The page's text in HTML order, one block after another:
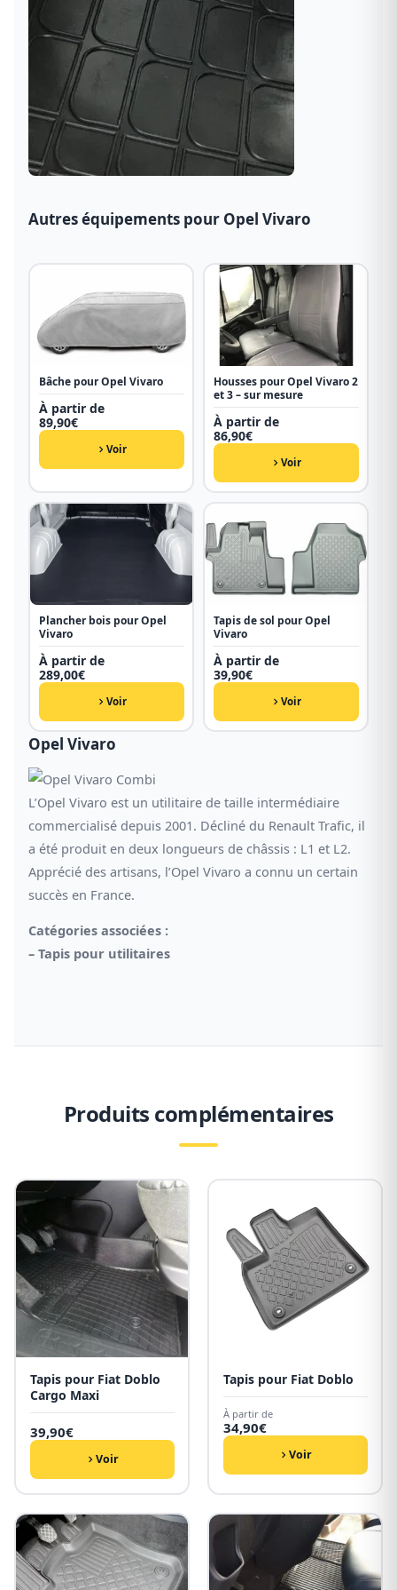
Autres équipements pour Opel Vivaro
Bâche pour Opel Vivaro
À partir de
89,90€
Voir
Housses pour Opel Vivaro 2
et 3 – sur mesure
À partir de
86,90€
Voir
Plancher bois pour Opel
Vivaro
À partir de
289,00€
Voir
Tapis de sol pour Opel
Vivaro
À partir de
39,90€
Voir
Opel Vivaro
L’Opel Vivaro est un utilitaire de taille intermédiaire
commercialisé depuis 2001. Décliné du Renault Trafic, il
a été produit en deux longueurs de châssis : L1 et L2.
Apprécié des artisans, l’Opel Vivaro a connu un certain
succès en France.
Catégories associées :
– Tapis pour utilitaires
Produits complémentaires
Tapis pour Fiat Doblo
Cargo Maxi
39,90€
Voir
Tapis pour Fiat Doblo
À partir de
34,90€
Voir